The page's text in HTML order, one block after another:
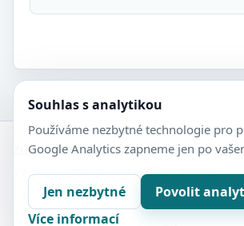
Zubní-lékaři.cz
Veřejný adresář zubních ordinací.
Kontakt
Nastavení soukromí
Souhlas s analytikou
Používáme nezbytné technologie pro
Google Analytics zapneme jen po
Jen nezbytné
Povolit
Více informací